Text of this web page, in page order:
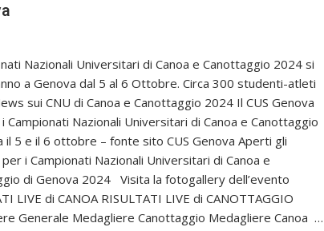
Nazionali Universitari di Canoa e Canottaggio 2024 si
a Genova dal 5 al 6 Ottobre. Circa 300 studenti-atleti
sui CNU di Canoa e Canottaggio 2024 Il CUS Genova
Campionati Nazionali Universitari di Canoa e Canottaggio
il 5 e il 6 ottobre – fonte sito CUS Genova Aperti gli
i Campionati Nazionali Universitari di Canoa e
di Genova 2024 Visita la fotogallery dell’evento
LIVE di CANOA RISULTATI LIVE di CANOTTAGGIO
Generale Medagliere Canottaggio Medagliere Canoa …